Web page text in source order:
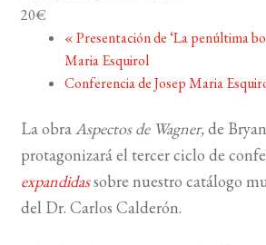
MI
BUSCAR
LISTA DE
20€
«Presentación de ‘La penúltima
Maria Esquirol
Conferencia de Josep Maria
La obraAspectos de Wagner,de
protagonizará el tercer ciclo de
expandidassobre nuestro catálogo
del Dr. Carlos Calderón.